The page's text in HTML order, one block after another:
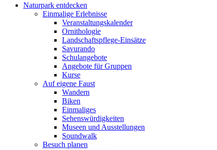
Naturpark entdecken
Einmalige Erlebnisse
Veranstaltungskalender
Ornithologie
Landschaftspflege-Einsätze
Savurando
Schulangebote
Angebote für Gruppen
Kurse
Auf eigene Faust
Wandern
Biken
Einmaliges
Sehenswürdigkeiten
Museen und Ausstellungen
Soundwalk
Besuch planen